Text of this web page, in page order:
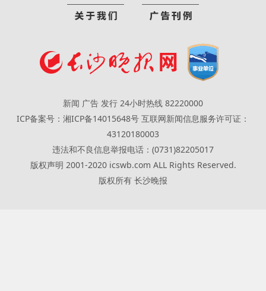
新闻 广告 发行 24小时热线 82220000
ICP备案号：湘ICP备14015648号 互联网新闻信息服务许可证：
43120180003
违法和不良信息举报电话：(0731)82205017
版权声明 2001-2020 icswb.com ALL Rights Reserved.
版权所有 长沙晚报